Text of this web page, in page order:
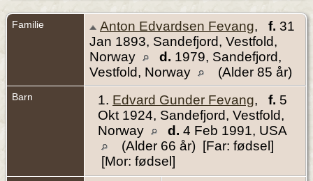
Familie Anton Edvardsen Fevang, f. 31
Jan 1893, Sandefjord, Vestfold,
Norway
d. 1979, Sandefjord,
Vestfold, Norway
(Alder 85 år)
Barn 1. Edvard Gunder Fevang, f. 5
Okt 1924, Sandefjord, Vestfold,
Norway
d. 4 Feb 1991, USA
(Alder 66 år) [Far: fødsel]
[Mor: fødsel]